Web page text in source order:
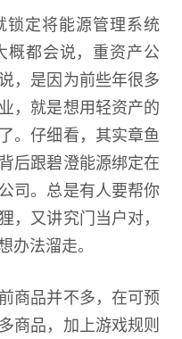
定将能源管理系统
概都会说，重资产公
，是因为前些年很多
，就是想用轻资产的
。仔细看，其实章鱼
后跟碧澄能源绑定在
司。总是有人要帮你
，又讲究门当户对，
办法溜走。
品并不多，在可预
商品，加上游戏规则